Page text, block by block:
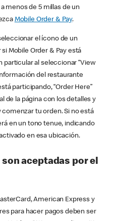
menos de 5 millas de un
Mobile Order & Pay.
el ícono de un
Mobile Order & Pay está
particular al seleccionar “View
del restaurante
participando, “Order Here”
de la página con los detalles y
tu orden. Si no está
en un tono tenue, indicando
en esa ubicación.
aceptadas por el
American Express y
para hacer pagos deben ser